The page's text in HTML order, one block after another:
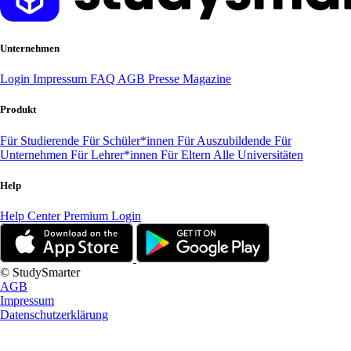
Unternehmen
Login Impressum FAQ AGB Presse Magazine
Produkt
Für Studierende Für Schüler*innen Für Auszubildende Für
Unternehmen Für Lehrer*innen Für Eltern Alle Universitäten
Help
Help CenterPremium Login
© StudySmarter
AGB
Impressum
Datenschutzerklärung